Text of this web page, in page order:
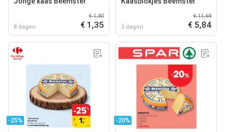
8 dagen
€ 1,80
€ 1,35 2 dagen
€ 11,68
€ 5,84
-25% -20%